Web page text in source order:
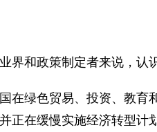
界和政策制定者来说，认
在绿色贸易、投资、教育
正在缓慢实施经济转型计划